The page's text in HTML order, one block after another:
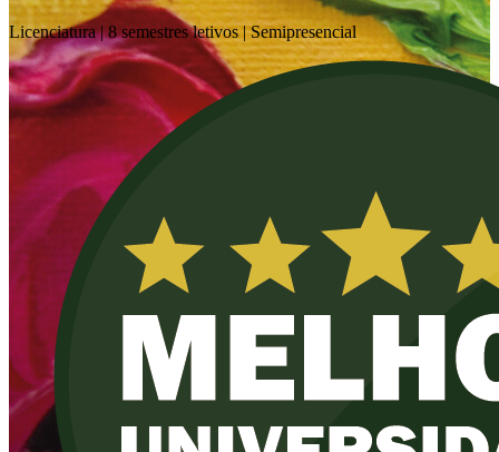
Licenciatura |8 semestres letivos |Semipresencial